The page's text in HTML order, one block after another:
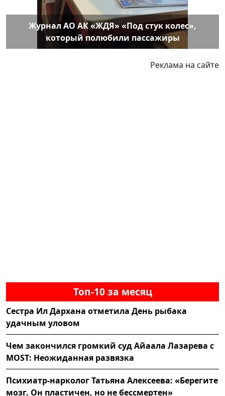
Журнал АО АК «ЖДЯ» «Под стук колес»,
который полюбили пассажиры
Реклама на сайте
Топ-10 за месяц
Сестра Ил Дархана отметила День рыбака
удачным уловом
Чем закончился громкий суд Айаала Лазарева с
MOST: Неожиданная развязка
Психиатр-нарколог Татьяна Алексеева: «Берегите
мозг. Он пластичен, но не бессмертен»